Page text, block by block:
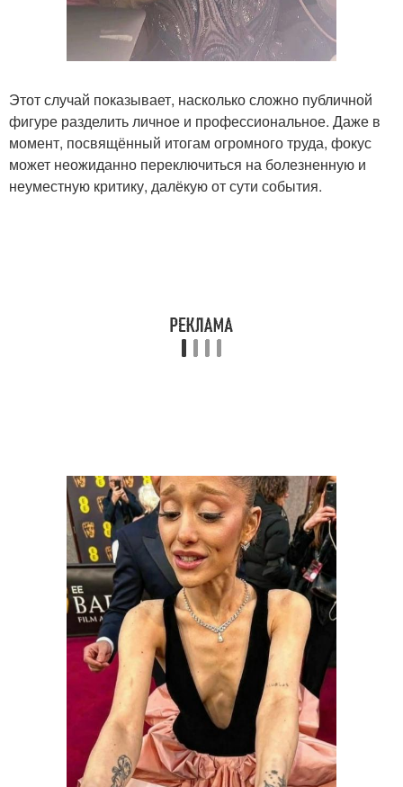
Этот случай показывает, насколько сложно публичной
фигуре разделить личное и профессиональное. Даже в
момент, посвящённый итогам огромного труда, фокус
может неожиданно переключиться на болезненную и
неуместную критику, далёкую от сути события.